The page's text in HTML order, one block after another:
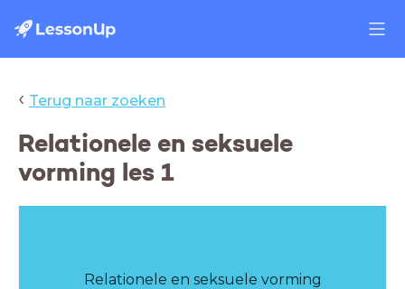
‹ Terug naar zoeken
Relationele en seksuele
vorming les 1
Relationele en seksuele vorming